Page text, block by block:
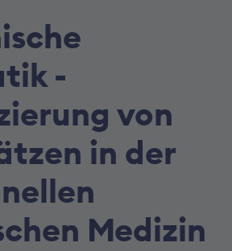
-
von
in der
Medizin